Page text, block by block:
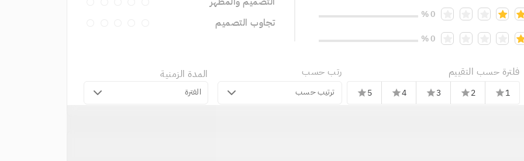
0 %
0 %
تجاوب التصميم
فلترة حسب التقييم
1
star
2
star
3
star
4
star
5
star
رتب حسب
ترتيب حسب
المدة الزمنية
الفترة